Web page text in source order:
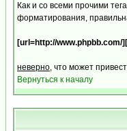
Как и со всеми прочими
форматирования,
[url=http://www.phpbb.com/
неверно, что может
Вернуться к началу